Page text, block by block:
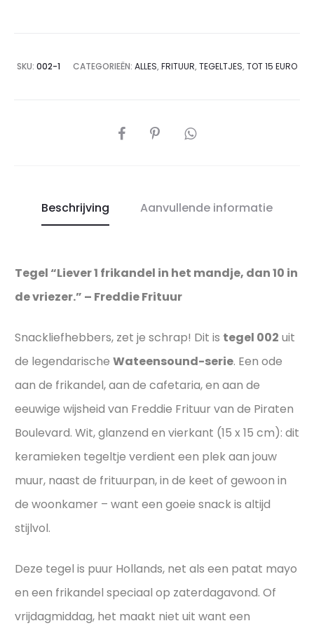
SKU: 002-1 CATEGORIEËN: ALLES, FRITUUR, TEGELTJES, TOT 15 EURO
DEEL
Beschrijving Aanvullende informatie
Tegel “Liever 1 frikandel in het mandje, dan 10 in
de vriezer.” – Freddie Frituur
Snackliefhebbers, zet je schrap! Dit is tegel 002 uit
de legendarische Wateensound-serie. Een ode
aan de frikandel, aan de cafetaria, en aan de
eeuwige wijsheid van Freddie Frituur van de Piraten
Boulevard. Wit, glanzend en vierkant (15 x 15 cm): dit
keramieken tegeltje verdient een plek aan jouw
muur, naast de frituurpan, in de keet of gewoon in
de woonkamer – want een goeie snack is altijd
stijlvol.
Deze tegel is puur Hollands, net als een patat mayo
en een frikandel speciaal op zaterdagavond. Of
vrijdagmiddag, het maakt niet uit want een